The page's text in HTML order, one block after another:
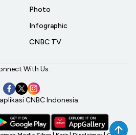
Photo
Infographic
CNBC TV
With Us:
CNBC Indonesia: